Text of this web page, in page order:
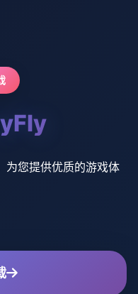
为您提供优质的游戏体